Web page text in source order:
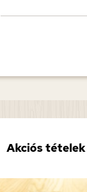
Akciós